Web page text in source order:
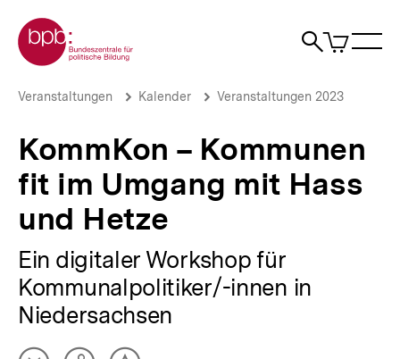
zum
Seiteninhalt
springen
Zur Startseite der bpb
Suche
Artikel
im
KommKon
Umgang
mit
Hass
und
Hetze
bpb.de
Brotkrümelnavigation
Pfadnavigation
Veranstaltungen Kalender Veranstaltungen 2023
KommKon – Kommunen
fit im Umgang mit Hass
und Hetze
Ein digitaler Workshop für
Kommunalpolitiker/-innen in
Niedersachsen